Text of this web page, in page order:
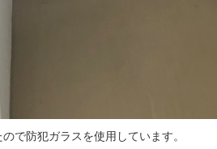
で防犯ガラスを使用しています。